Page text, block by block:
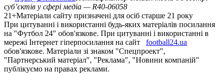
суб’єктів у сфері медіа — R40-06058
21+Матеріали сайту призначені для осіб старше 21 року
При цитуванні і використанні будь-яких матеріалів посилання
на "Футбол 24" обов'язкове. При цитуванні і використанні в
мережі Інтернет гіперпосилання на сайт
football24.ua
обов'язкове. Матеріали зі знаком "Спецпроект",
"Партнерський матеріал", "Реклама", "Новини компаній"
публікуємо на правах реклами.